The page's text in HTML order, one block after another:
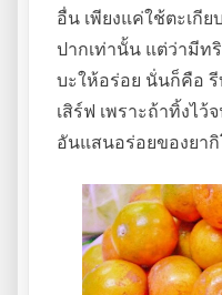
อื่น เพียงแค่ใช้ตะเกี
ปากเท่านั้น แต่ว่ามีท
บะให้อร่อย นั่นก็คือ
เสิร์ฟ เพราะถ้าทิ้งไ
อันแสนอร่อยของยา